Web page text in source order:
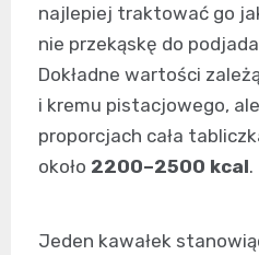
najlepiej traktować go
nie przekąskę do
Dokładne wartości
i kremu pistacjowego,
proporcjach cała
około 2200–2500 kcal.
Jeden kawałek